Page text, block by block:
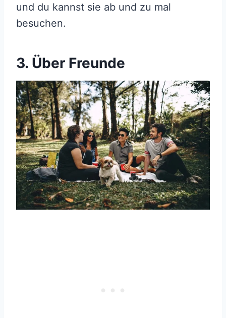
und du kannst sie ab und zu mal
besuchen.
3. Über Freunde